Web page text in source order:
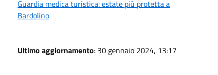
Guardia medica turistica: estate più protetta a
Bardolino
Ultimo aggiornamento: 30 gennaio 2024, 13:17